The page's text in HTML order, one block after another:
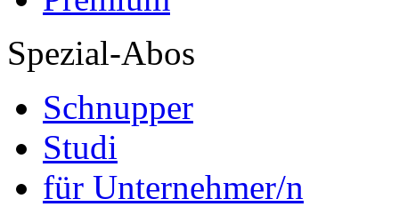
Spezial-Abos
Schnupper
Studi
für Unternehmer/n